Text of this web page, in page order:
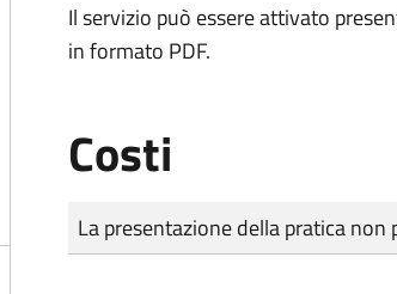
Il servizio può essere attivato
in formato PDF.
Costi
Tipo di pagamento
Importo
La presentazione della pratica